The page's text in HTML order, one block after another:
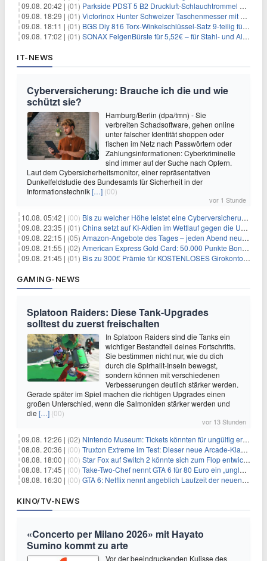
09.08. 20:42 | (01) Parkside PDST 5 B2 Druckluft-Schlauchtrommel mit 10 m Schlauch für 25,94€
09.08. 18:29 | (01) Victorinox Hunter Schweizer Taschenmesser mit 12 Funktionen für 43,99€
09.08. 18:11 | (01) BGS Diy 816 Torx-Winkelschlüssel-Satz 9-teilig für 6,45€
09.08. 17:02 | (01) SONAX FelgenBürste für 5,52€ – für Stahl- und Alufelgen
IT-NEWS
Cyberversicherung: Brauche ich die und wie
schützt sie?
Hamburg/Berlin (dpa/tmn) - Sie
verbreiten Schadsoftware, gehen online
unter falscher Identität shoppen oder
fischen im Netz nach Passwörtern oder
Zahlungsinformationen: Cyberkriminelle
sind immer auf der Suche nach Opfern.
Laut dem Cybersicherheitsmonitor, einer repräsentativen
Dunkelfeldstudie des Bundesamts für Sicherheit in der
Informationstechnik[…] (00)
vor 1 Stunde
10.08. 05:42 | (00) Bis zu welcher Höhe leistet eine Cyberversicherung?
09.08. 23:35 | (01) China setzt auf KI-Aktien im Wettlauf gegen die USA um Chip- und Technologiedominanz
09.08. 22:15 | (05) Amazon-Angebote des Tages – jeden Abend neue Deals zum Stöbern
09.08. 21:55 | (02) American Express Gold Card: 50.000 Punkte Bonus + Metall-Kreditkarte
09.08. 21:45 | (01) Bis zu 300€ Prämie für KOSTENLOSES Girokonto bei der Santander – 50€ schon nach 1 Woche!
GAMING-NEWS
Splatoon Raiders: Diese Tank-Upgrades
solltest du zuerst freischalten
In Splatoon Raiders sind die Tanks ein
wichtiger Bestandteil deines Fortschritts.
Sie bestimmen nicht nur, wie du dich
durch die Spirhalit-Inseln bewegst,
sondern können mit verschiedenen
Verbesserungen deutlich stärker werden.
Gerade später im Spiel machen die richtigen Upgrades einen
großen Unterschied, wenn die Salmoniden stärker werden und
die […] (00)
vor 13 Stunden
09.08. 12:26 | (02) Nintendo Museum: Tickets könnten für ungültig erklärt werden!
08.08. 20:36 | (00) Truxton Extreme im Test: Dieser neue Arcade-Klassiker verzeiht dir gar nichts
08.08. 18:00 | (00) Star Fox auf Switch 2 könnte sich zum Flop entwickeln
08.08. 17:45 | (00) Take-Two-Chef nennt GTA 6 für 80 Euro ein „unglaubliches Schnäppchen“
08.08. 16:30 | (00) GTA 6: Netflix nennt angeblich Laufzeit der neuen Gameplay-Präsentation
KINO/TV-NEWS
«Concerto per Milano 2026» mit Hayato
Sumino kommt zu arte
Vor der beeindruckenden Kulisse des